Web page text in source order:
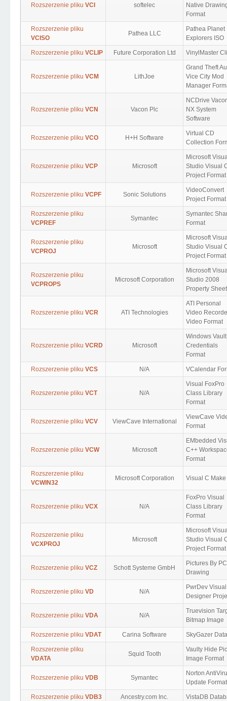
Rozszerzenie pliku VCI softelec
Native
Format
Rozszerzenie pliku
VCISO
Pathea LLC
Pathea Planet
Explorers ISO
Rozszerzenie pliku VCLIP Future Corporation Ltd VinylMaster
Rozszerzenie pliku VCM LithJoe
Grand Theft
Vice City Mod
Manager
Rozszerzenie pliku VCN Vacon Plc
NCDrive
NX System
Software
Rozszerzenie pliku VCO H+H Software
Virtual CD
Collection
Rozszerzenie pliku VCP Microsoft
Microsoft
Studio Visual
Project Format
Rozszerzenie pliku VCPF Sonic Solutions
VideoConvert
Project Format
Rozszerzenie pliku
VCPREF
Symantec
Symantec
Format
Rozszerzenie pliku
VCPROJ
Microsoft
Microsoft
Studio Visual
Project Format
Rozszerzenie pliku
VCPROPS
Microsoft Corporation
Microsoft
Studio 2008
Property Sheet
Rozszerzenie pliku VCR ATI Technologies
ATI Personal
Video
Video Format
Rozszerzenie pliku VCRD Microsoft
Windows Vault
Credentials
Format
Rozszerzenie pliku VCS N/A VCalendar
Rozszerzenie pliku VCT N/A
Visual FoxPro
Class Library
Format
Rozszerzenie pliku VCV ViewCave International
ViewCave
Format
Rozszerzenie pliku VCW Microsoft
EMbedded
C++
Format
Rozszerzenie pliku
VCWIN32
Microsoft Corporation Visual C Make
Rozszerzenie pliku VCX N/A
FoxPro Visual
Class Library
Format
Rozszerzenie pliku
VCXPROJ
Microsoft
Microsoft
Studio Visual
Project Format
Rozszerzenie pliku VCZ Schott Systeme GmbH
Pictures By PC
Drawing
Rozszerzenie pliku VD N/A
PwrDev Visual
Designer
Rozszerzenie pliku VDA N/A
Truevision
Bitmap Image
Rozszerzenie pliku VDAT Carina Software SkyGazer Data
Rozszerzenie pliku
VDATA
Squid Tooth
Vaulty Hide
Image Format
Rozszerzenie pliku VDB Symantec
Norton
Update Format
Rozszerzenie pliku VDB3 Ancestry.com Inc. VistaDB